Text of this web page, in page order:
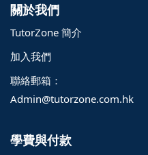
關於我們
TutorZone 簡介
加入我們
聯絡郵箱：
Admin@tutorzone.com.hk
學費與付款